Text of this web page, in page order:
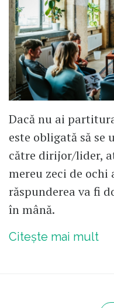
Dacă nu ai
este obligată să se
către dirijor/lider,
mereu zeci de
răspunderea va fi
în mână.
Citește mai mult